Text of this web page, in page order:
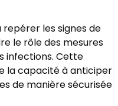
les signes de
le rôle des mesures
infections. Cette
la capacité à anticiper
de manière sécurisée